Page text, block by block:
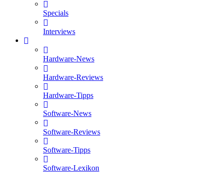
Specials
Interviews
Hardware-News
Hardware-Reviews
Hardware-Tipps
Software-News
Software-Reviews
Software-Tipps
Software-Lexikon